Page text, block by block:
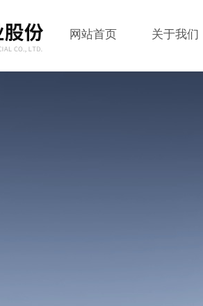
网站首页 关于我们